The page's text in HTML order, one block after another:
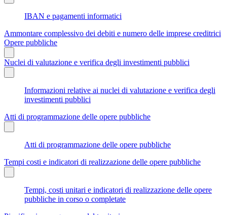
IBAN e pagamenti informatici
Ammontare complessivo dei debiti e numero delle imprese creditrici
Opere pubbliche
Nuclei di valutazione e verifica degli investimenti pubblici
Informazioni relative ai nuclei di valutazione e verifica degli
investimenti pubblici
Atti di programmazione delle opere pubbliche
Atti di programmazione delle opere pubbliche
Tempi costi e indicatori di realizzazione delle opere pubbliche
Tempi, costi unitari e indicatori di realizzazione delle opere
pubbliche in corso o completate